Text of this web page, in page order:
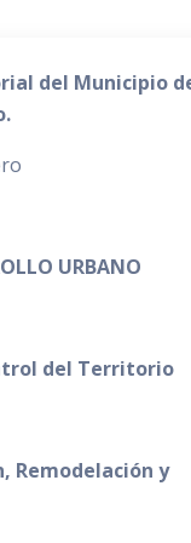
del Municipio
URBANO
del Territorio
Remodelación y